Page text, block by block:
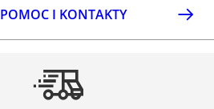
POMOC I KONTAKTY